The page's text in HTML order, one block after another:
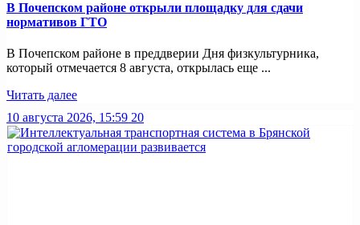
В Почепском районе открыли площадку для сдачи
нормативов ГТО
В Почепском районе в преддверии Дня физкультурника,
который отмечается 8 августа, открылась еще ...
Читать далее
10 августа 2026, 15:59 20